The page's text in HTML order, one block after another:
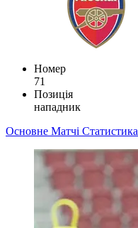
Номер
71
Позиція
нападник
Основне Матчі Статистика